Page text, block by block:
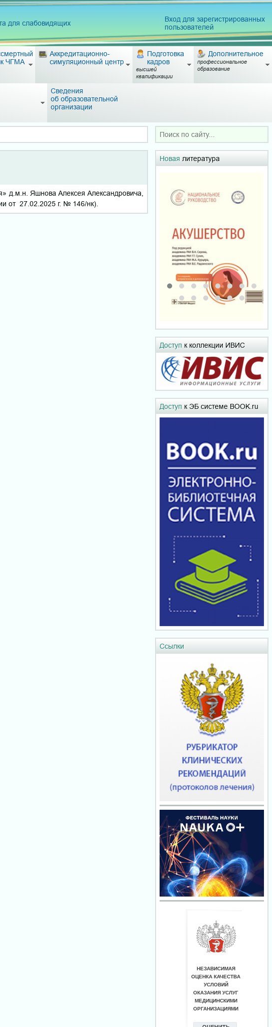
для слабовидящих
Вход для зарегистрированных
пользователей
ЧГМА
Аккредитационно-
симуляционный центр
Подготовка
кадров
высшей
квалификации
Дополнительное
профессиональное
образование
Сведения
об образовательной
организации
д.м.н. Яшнова Алексея Александровича,
от 27.02.2025 г. № 146/нк).
Новая литература
Доступ к коллекции ИВИС
Доступ к ЭБ системе BOOK.ru
Ссылки